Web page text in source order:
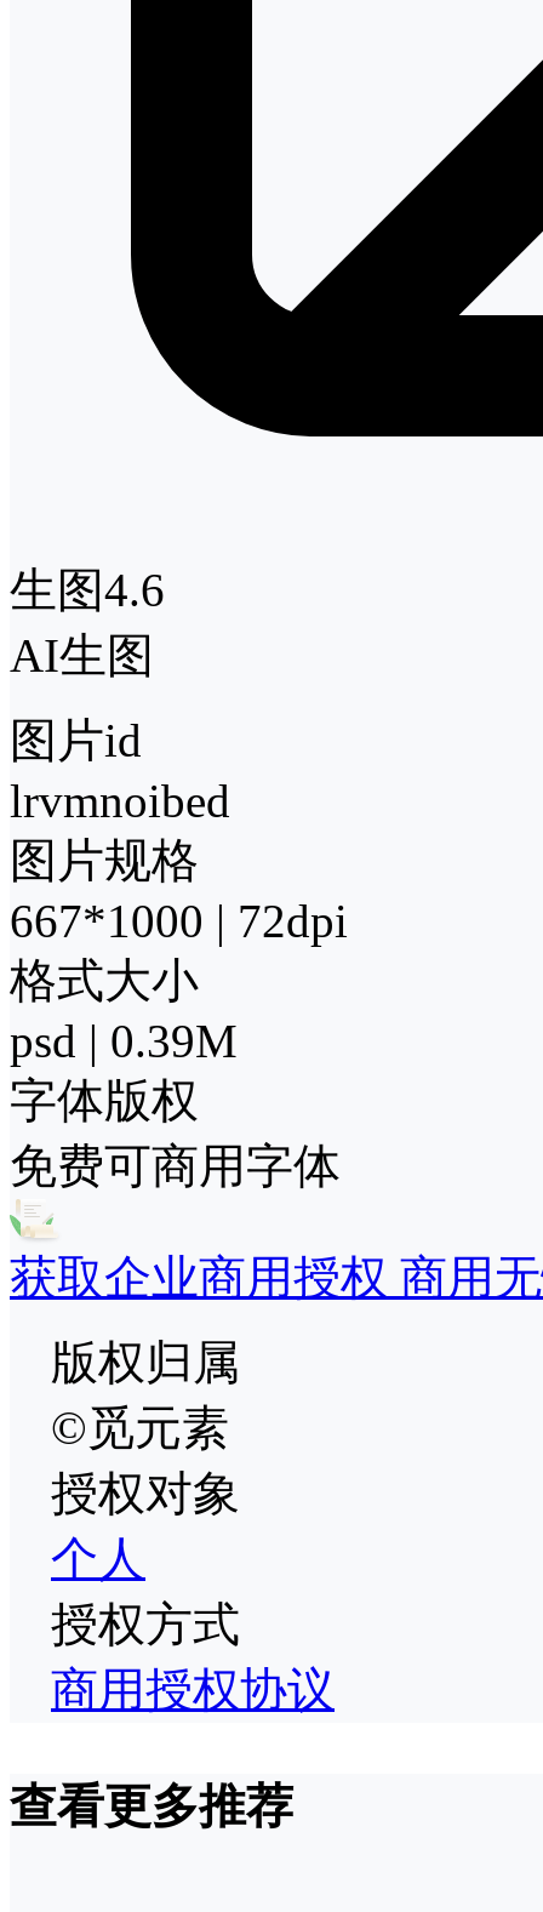
生图4.6
AI生图
图片id
lrvmnoibed
图片规格
667*1000 | 72dpi
格式大小
psd | 0.39M
字体版权
免费可商用字体
获取企业商用授权 商用
版权归属
©觅元素
授权对象
个人
授权方式
商用授权协议
查看更多推荐